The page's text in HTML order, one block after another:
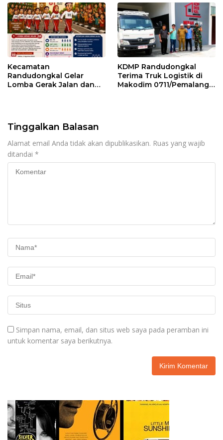
Kecamatan
Randudongkal Gelar
Lomba Gerak Jalan dan
KDMP Randudongkal
Terima Truk Logistik di
Makodim 0711/Pemalang
Tinggalkan Balasan
Alamat email Anda tidak akan dipublikasikan. Ruas yang wajib
ditandai *
Simpan nama, email, dan situs web saya pada peramban ini
untuk komentar saya berikutnya.